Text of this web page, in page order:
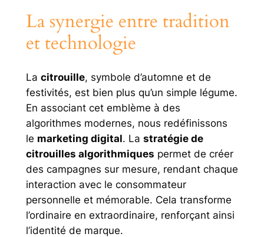
La synergie entre tradition
et technologie
La citrouille, symbole d’automne et de
festivités, est bien plus qu’un simple légume.
En associant cet emblème à des
algorithmes modernes, nous redéfinissons
le marketing digital. La stratégie de
citrouilles algorithmiques permet de créer
des campagnes sur mesure, rendant chaque
interaction avec le consommateur
personnelle et mémorable. Cela transforme
l’ordinaire en extraordinaire, renforçant ainsi
l’identité de marque.